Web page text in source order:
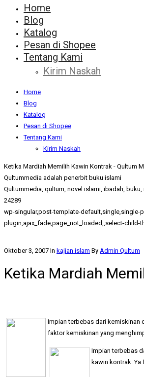
Home
Blog
Katalog
Pesan di Shopee
Tentang Kami
Kirim Naskah
Home
Blog
Katalog
Pesan di Shopee
Tentang Kami
Kirim Naskah
Ketika Mardiah Memilih Kawin Kontrak - Qultum
Qultummedia adalah penerbit buku islami
Qultummedia, qultum, novel islami, ibadah,
24289
wp-singular,post-template-
plugin,ajax_fade,page_not_loaded,,select-child-
Oktober 3, 2007 In kajian islam By Admin Qultum
Ketika Mardiah
Impian terbebas dari kemiskinan
faktor kemiskinan yang
Impian terbebas
kawin kontrak. Ya